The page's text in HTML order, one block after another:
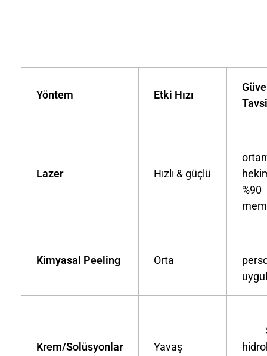
Yöntem Etki Hızı
Lazer Hızlı & güçlü
%90
Kimyasal Peeling Orta
Krem/Solüsyonlar Yavaş